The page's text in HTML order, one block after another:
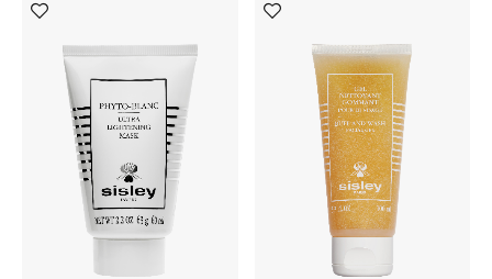
ماركات جديدة للجمال
تسوقوا أحدث الماركات
عرض جميع المنتجات